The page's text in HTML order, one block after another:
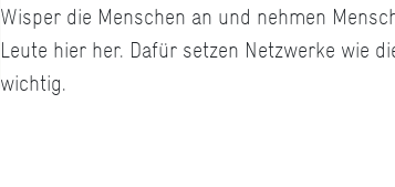
Wisper die Menschen an und nehmen
Leute hier her. Dafür setzen Netzwerke wie
wichtig.